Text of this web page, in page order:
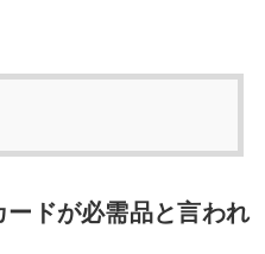
ドが必需品と言われ